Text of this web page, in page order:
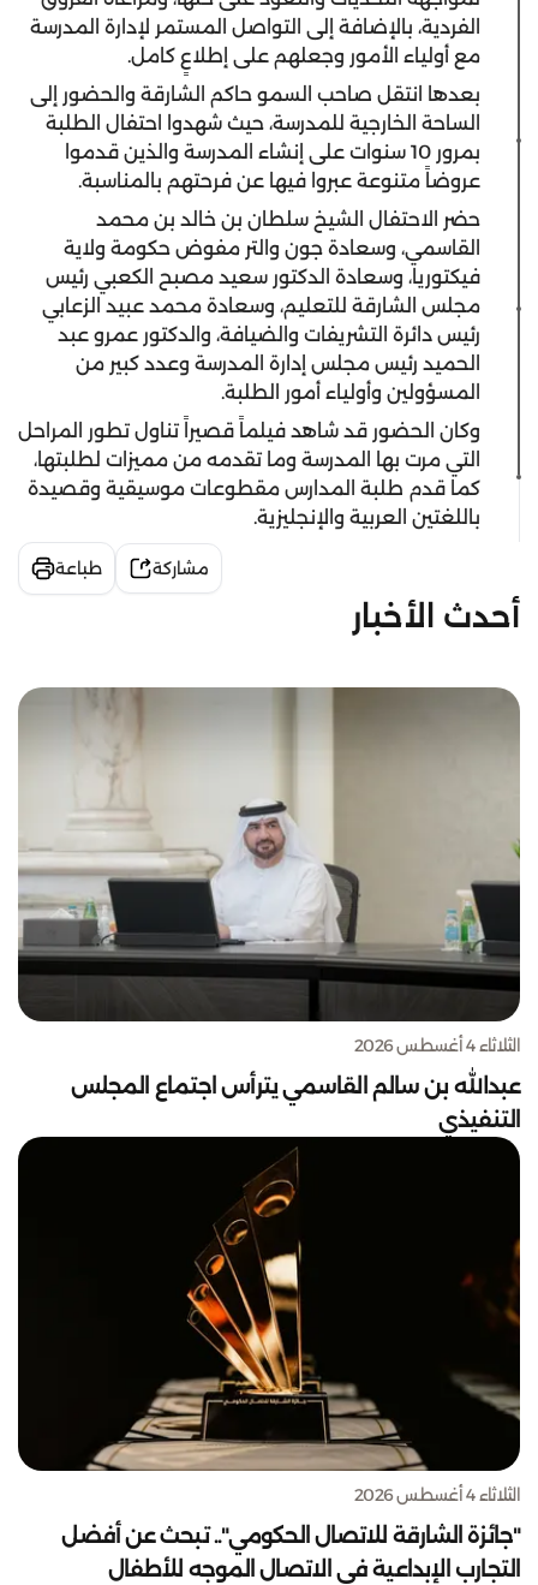
الفردية، بالإضافة إلى التواصل المستمر لإدارة المدرسة
مع أولياء الأمور وجعلهم على إطلاعٍ كامل.
بعدها انتقل صاحب السمو حاكم الشارقة والحضور إلى
الساحة الخارجية للمدرسة، حيث شهدوا احتفال الطلبة
بمرور 10 سنوات على إنشاء المدرسة والذين قدموا
عروضاً متنوعة عبروا فيها عن فرحتهم بالمناسبة.
حضر الاحتفال الشيخ سلطان بن خالد بن محمد
القاسمي، وسعادة جون والتر مفوض حكومة ولاية
فيكتوريا، وسعادة الدكتور سعيد مصبح الكعبي رئيس
مجلس الشارقة للتعليم، وسعادة محمد عبيد الزعابي
رئيس دائرة التشريفات والضيافة، والدكتور عمرو عبد
الحميد رئيس مجلس إدارة المدرسة وعدد كبير من
المسؤولين وأولياء أمور الطلبة.
وكان الحضور قد شاهد فيلماً قصيراً تناول تطور المراحل
التي مرت بها المدرسة وما تقدمه من مميزات لطلبتها،
كما قدم طلبة المدارس مقطوعات موسيقية وقصيدة
باللغتين العربية والإنجليزية.
مشاركة طباعة
أحدث الأخبار
الثلاثاء 4 أغسطس 2026
عبدالله بن سالم القاسمي يترأس اجتماع المجلس
التنفيذي
الثلاثاء 4 أغسطس 2026
"جائزة الشارقة للاتصال الحكومي".. تبحث عن أفضل
التجارب الإبداعية في الاتصال الموجه للأطفال